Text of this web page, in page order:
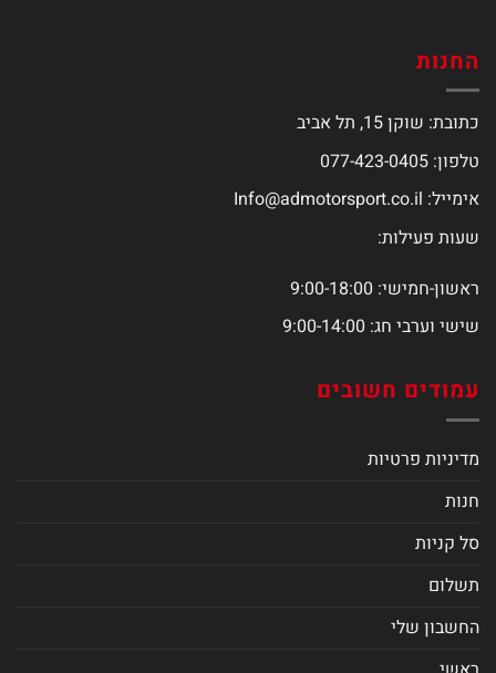
החנות
כתובת: שוקן 15, תל אביב
טלפון: 077-423-0405
אימייל: Info@admotorsport.co.il
שעות פעילות:
ראשון-חמישי: 9:00-18:00
שישי וערבי חג: 9:00-14:00
עמודים חשובים
מדיניות פרטיות
חנות
סל קניות
תשלום
החשבון שלי